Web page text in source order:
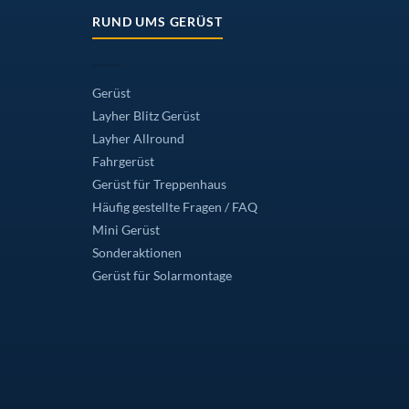
RUND UMS GERÜST
Gerüst
Layher Blitz Gerüst
Layher Allround
Fahrgerüst
Gerüst für Treppenhaus
Häufig gestellte Fragen / FAQ
Mini Gerüst
Sonderaktionen
Gerüst für Solarmontage